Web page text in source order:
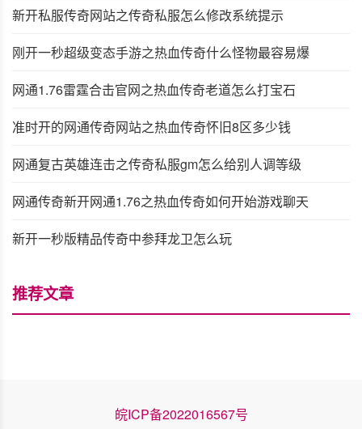
新开私服传奇网站之传奇私服怎么修改系统提示
刚开一秒超级变态手游之热血传奇什么怪物最容易爆
网通1.76雷霆合击官网之热血传奇老道怎么打宝石
准时开的网通传奇网站之热血传奇怀旧8区多少钱
网通复古英雄连击之传奇私服gm怎么给别人调等级
网通传奇新开网通1.76之热血传奇如何开始游戏聊天
新开一秒版精品传奇中参拜龙卫怎么玩
推荐文章
皖ICP备2022016567号